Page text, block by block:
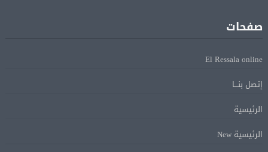
للسفن فى هرمز
الرئيس الإيرانى: الظروف الراهنة فرصة للتوصل إلى اتفاق
Alcool américain au Canada: «Carney risque d’être pris en
صفحات
El Ressala online
إتصل بنـــا
الرئيسية
الرئيسية New